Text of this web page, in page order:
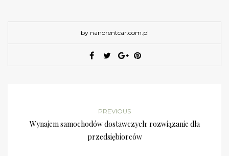
by nanorentcar.com.pl
PREVIOUS
Wynajem samochodów dostawczych: rozwiązanie dla
przedsiębiorców